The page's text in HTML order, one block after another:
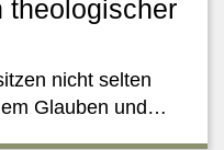
theologischer
nicht selten
Glauben und…